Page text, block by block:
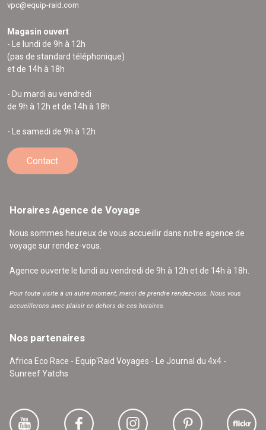
vpc@equip-raid.com
Magasin ouvert
- Le lundi de 9h à 12h
(pas de standard téléphonique)
et de 14h à 18h
- Du mardi au vendredi
de 9h à 12h et de 14h à 18h
- Le samedi de 9h à 12h
Contact
Horaires Agence de Voyage
Nous sommes heureux de vous accueillir dans notre agence de
voyage sur rendez-vous.
Agence ouverte le lundi au vendredi de 9h à 12h et de 14h à 18h.
Pour toute visite à un autre moment, merci de prendre rendez-vous. Nous vous
accueillerons avec plaisir en dehors de ces horaires.
Nos partenaires
Africa Eco Race - Equip'Raid Voyages - Le Journal du 4x4 -
Sunreef Yatchs